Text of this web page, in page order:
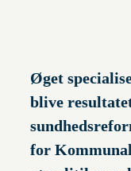
Øget
blive
for